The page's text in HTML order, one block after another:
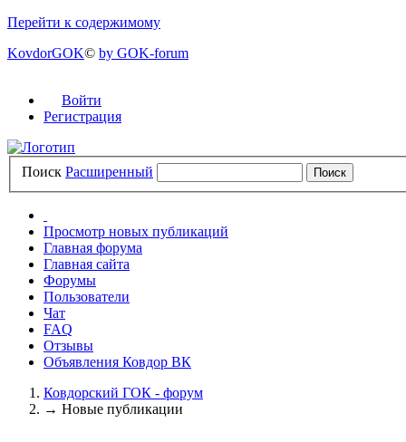
Перейти к содержимому
KovdorGOK© by GOK-forum
Войти
Регистрация
Поиск Расширенный
Просмотр новых публикаций
Главная форума
Главная сайта
Форумы
Пользователи
Чат
FAQ
Отзывы
Объявления Ковдор ВК
Ковдорский ГОК - форум
→ Новые публикации